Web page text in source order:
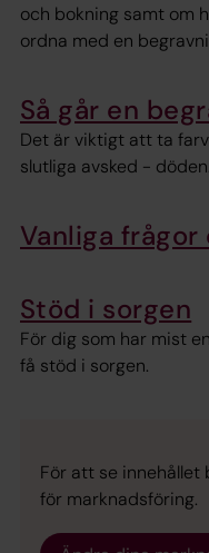
och bokning samt om
ordna med en
Så går en
Det är viktigt att ta
slutliga avsked - döden.
Vanliga
Stöd i sorgen
För dig som har mist
få stöd i sorgen.
För att se innehållet
för marknadsföring.